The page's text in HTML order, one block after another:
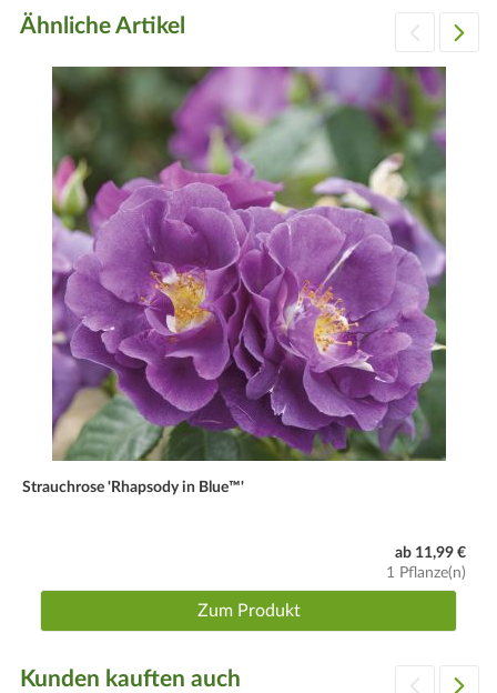
möglichst hoch anhäufeln (keinen Torf verwenden, da Rosen
abdecken.
Ausreichend große Pflanzgrube, damit die Wurzeln
ausgebreitet in den Boden kommen. Besonders wichtig ist,
daß die Veredlungsstelle etwa 5 cm unter die Erdoberfläche
kommt. Boden: tiefgelockert, lehmig, nährstoffreich.
Blüte
Scharlachrot. Blütezeit: Juni bis August möglich.
Ähnliche Artikel
Strauchrose 'Rhapsody in Blue™'
ab 11,99 €
1 Pflanze(n)
Zum Produkt
Kunden kauften auch